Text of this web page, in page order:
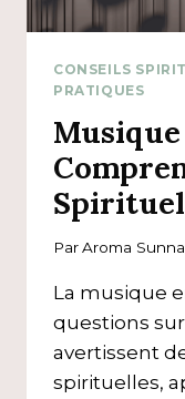
CONSEILS
PRATIQUES
Musique
ParAroma Sunna
La musique
questions
avertissent
spirituelles,